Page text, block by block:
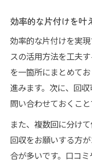
効率的な片付けを叶
効率的な片付けを実
スの活用方法を工夫
を一箇所にまとめて
進みます。次に、回
問い合わせておくこ
また、複数回に分け
回収をお願いする方
合が多いです。口コ